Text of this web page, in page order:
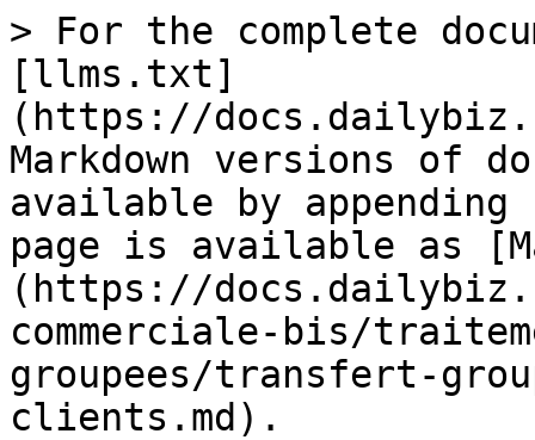
> For the complete
[llms.txt]
(https://
Markdown versions of
available by
page is available as
(https://
commerciale-bis/
groupees/transfert-
clients.md).